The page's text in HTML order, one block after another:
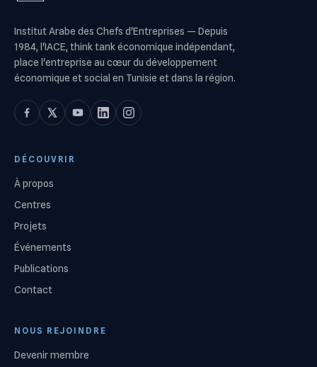
Institut Arabe des Chefs d'Entreprises — Depuis
1984, l'IACE, think tank économique indépendant,
place l'entreprise au cœur du développement
économique et social en Tunisie et dans la région.
DÉCOUVRIR
À propos
Centres
Projets
Événements
Publications
Contact
NOUS REJOINDRE
Devenir membre